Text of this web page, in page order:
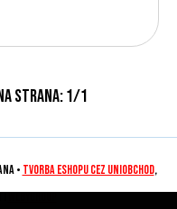
strana:1/1
• tvorba eshopu cez UNIobchod,